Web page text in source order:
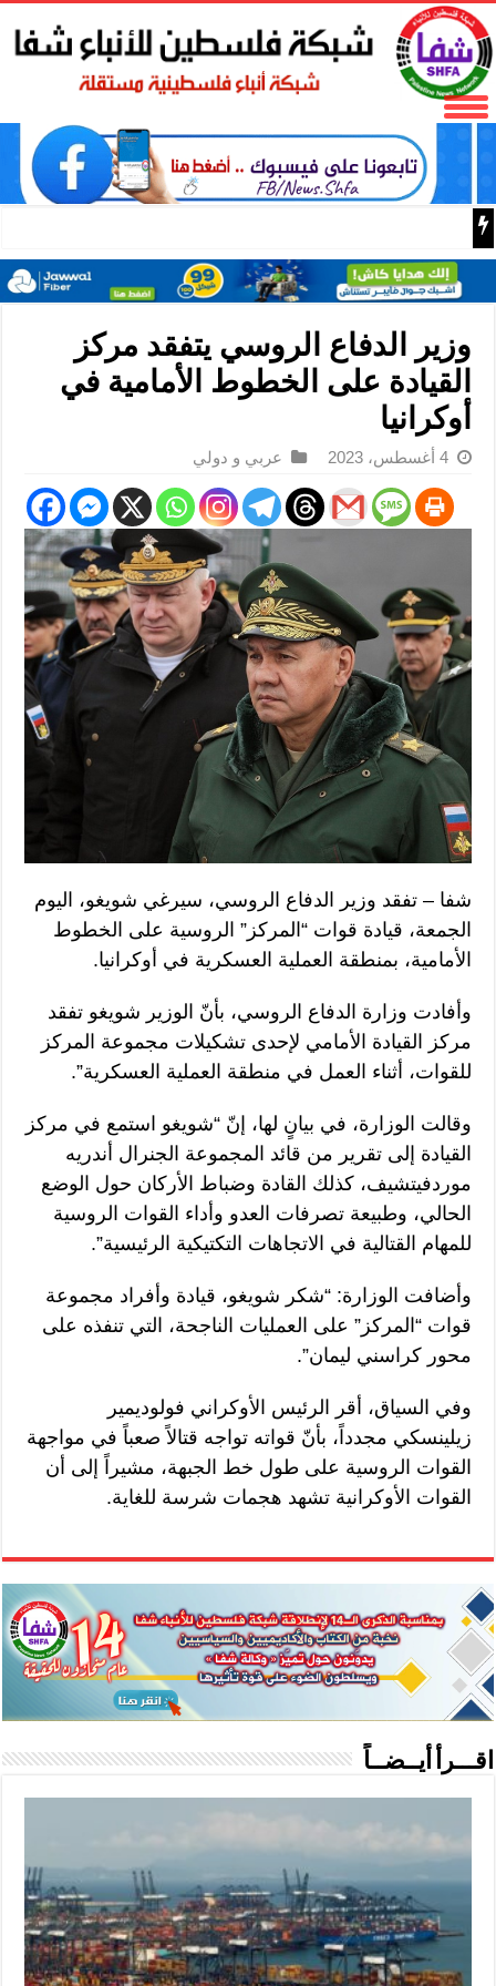
تعليق: “فرص الصين ٢.٠” تتجلى في أداء التجارة الخارجية
وزير الدفاع الروسي يتفقد مركز
القيادة على الخطوط الأمامية في
أوكرانيا
4 أغسطس، 2023 عربي و دولي
شفا – تفقد وزير الدفاع الروسي، سيرغي شويغو، اليوم
الجمعة، قيادة قوات “المركز” الروسية على الخطوط
الأمامية، بمنطقة العملية العسكرية في أوكرانيا.
وأفادت وزارة الدفاع الروسي، بأنّ الوزير شويغو تفقد
مركز القيادة الأمامي لإحدى تشكيلات مجموعة المركز
للقوات، أثناء العمل في منطقة العملية العسكرية”.
وقالت الوزارة، في بيانٍ لها، إنّ “شويغو استمع في مركز
القيادة إلى تقرير من قائد المجموعة الجنرال أندريه
موردفيتشيف، كذلك القادة وضباط الأركان حول الوضع
الحالي، وطبيعة تصرفات العدو وأداء القوات الروسية
للمهام القتالية في الاتجاهات التكتيكية الرئيسية”.
وأضافت الوزارة: “شكر شويغو، قيادة وأفراد مجموعة
قوات “المركز” على العمليات الناجحة، التي تنفذه على
محور كراسني ليمان”.
وفي السياق، أقر الرئيس الأوكراني فولوديمير
زيلينسكي مجدداً، بأنّ قواته تواجه قتالاً صعباً في مواجهة
القوات الروسية على طول خط الجبهة، مشيراً إلى أن
القوات الأوكرانية تشهد هجمات شرسة للغاية.
اقـــرأ أيــضــاً